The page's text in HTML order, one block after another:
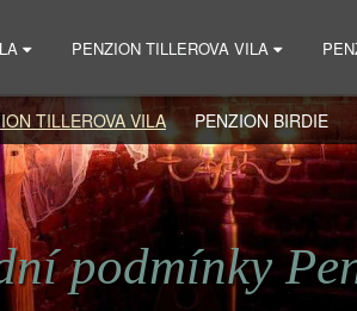
PENZION TILLEROVA VILA
TILLEROVA VILA PENZION BIRDIE
podmínky